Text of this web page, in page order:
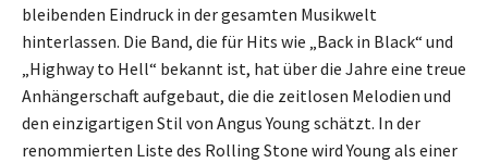
bleibenden Eindruck in der gesamten Musikwelt
hinterlassen. Die Band, die für Hits wie „Back in Black“ und
„Highway to Hell“ bekannt ist, hat über die Jahre eine treue
Anhängerschaft aufgebaut, die die zeitlosen Melodien und
den einzigartigen Stil von Angus Young schätzt. In der
renommierten Liste des Rolling Stone wird Young als einer